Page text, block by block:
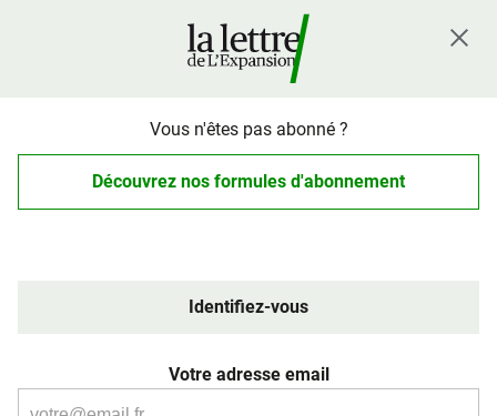
Vous n'êtes pas abonné ?
Découvrez nos formules d'abonnement
Identifiez-vous
Votre adresse email